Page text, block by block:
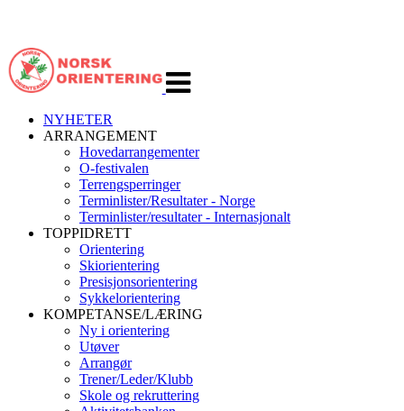
navigasjon
NYHETER
ARRANGEMENT
Hovedarrangementer
O-festivalen
Terrengsperringer
Terminlister/Resultater - Norge
Terminlister/resultater - Internasjonalt
TOPPIDRETT
Orientering
Skiorientering
Presisjonsorientering
Sykkelorientering
KOMPETANSE/LÆRING
Ny i orientering
Utøver
Arrangør
Trener/Leder/Klubb
Skole og rekruttering